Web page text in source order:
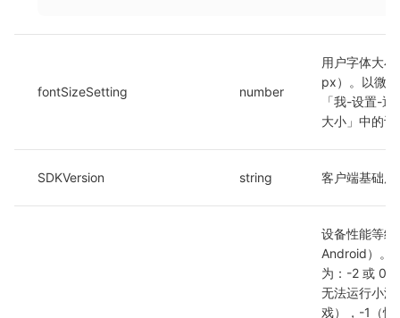
fontSizeSetting number
用户字体大
px）。以微
「我-设置-
大小」中的设
SDKVersion string 客户端基础库
设备性能等级
Android）。
为：-2 或 0
无法运行小游
戏），-1（性